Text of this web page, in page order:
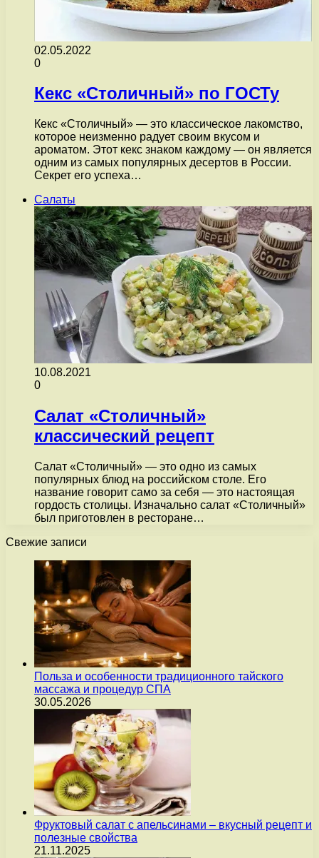
02.05.2022
0
Кекс «Столичный» по ГОСТу
Кекс «Столичный» — это классическое лакомство,
которое неизменно радует своим вкусом и
ароматом. Этот кекс знаком каждому — он является
одним из самых популярных десертов в России.
Секрет его успеха…
Салаты
10.08.2021
0
Салат «Столичный»
классический рецепт
Салат «Столичный» — это одно из самых
популярных блюд на российском столе. Его
название говорит само за себя — это настоящая
гордость столицы. Изначально салат «Столичный»
был приготовлен в ресторане…
Свежие записи
Польза и особенности традиционного тайского
массажа и процедур СПА
30.05.2026
Фруктовый салат с апельсинами – вкусный рецепт и
полезные свойства
21.11.2025